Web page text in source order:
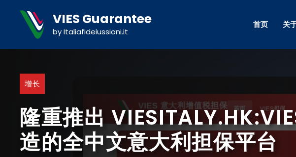
VIES Guarantee
by Italiafideiussioni.it
首页 关
增长
隆重推出
造的全中文意大利担保平台